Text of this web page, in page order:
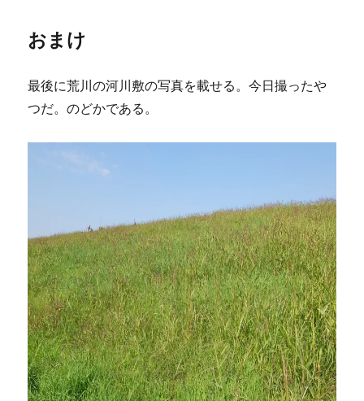
おまけ
最後に荒川の河川敷の写真を載せる。今日撮ったや
つだ。のどかである。